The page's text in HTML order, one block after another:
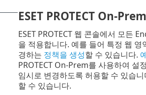
ESET PROTECT On-
ESET PROTECT 웹 콘솔에서 모든
을 적용합니다. 예를 들어 특정 웹
경하는 정책을 생성할 수 있습니다.
PROTECT On-Prem를 사용하여 설
임시로 변경하도록 허용할 수 있습
할 수 있습니다.